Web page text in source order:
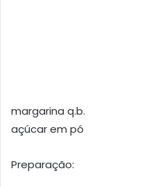
margarina q.b.
açúcar em pó
Preparação: